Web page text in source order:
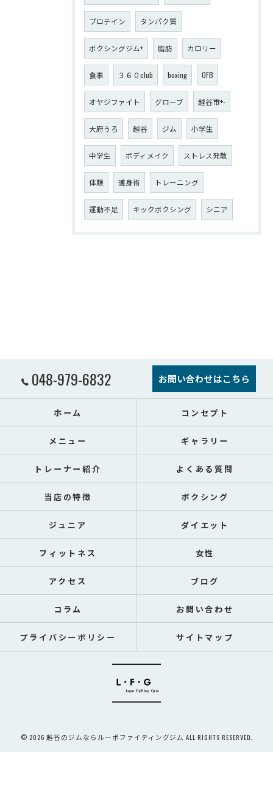
プロテイン タンパク質
ボクシングジム+ 脂肪 カロリー
食事 ３６０club boxing OFB
オヤジファイト グローブ 越谷市+-
大府うろ 越谷 ジム 小学生
中学生 ボディメイク ストレス発散
体験 護身術 トレーニング
運動不足 キックボクシング シニア
048-979-6832 お問い合わせはこちら
ホーム コンセプト
メニュー ギャラリー
トレーナー紹介 よくある質問
当店の特徴 ボクシング
ジュニア ダイエット
フィットネス 女性
アクセス ブログ
コラム お問い合わせ
プライバシーポリシー サイトマップ
© 2026 越谷のジムならルーポファイティングジム ALL RIGHTS RESERVED.